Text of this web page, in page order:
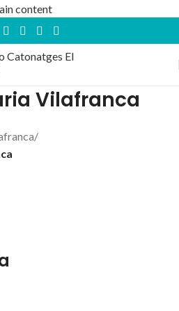
content
Vilafranca
/